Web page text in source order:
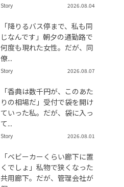
Story 2026.08.04
「降りるバス停まで、私も同
じなんです」朝夕の通勤路で
何度も現れた女性。だが、同
僚...
Story 2026.08.07
「香典は数千円が、このあた
りの相場だ」受付で袋を開け
ていった私。だが、袋に入っ
て...
Story 2026.08.01
「ベビーカーくらい廊下に置
くでしょ」私物で狭くなった
共用廊下。だが、管理会社が